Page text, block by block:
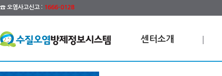
☎ 오염사고신고 : 1666-0128
센터소개